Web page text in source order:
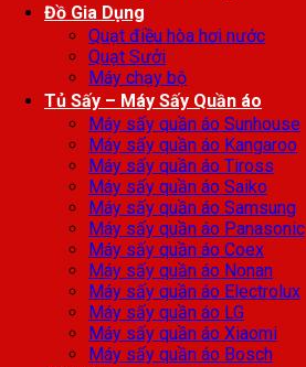
Đồ Gia Dụng
Quạt điều hòa hơi nước
Quạt Sưởi
Máy chạy bộ
Tủ Sấy – Máy Sấy Quần áo
Máy sấy quần áo Sunhouse
Máy sấy quần áo Kangaroo
Máy sấy quần áo Tiross
Máy sấy quần áo Saiko
Máy sấy quần áo Samsung
Máy sấy quần áo Panasonic
Máy sấy quần áo Coex
Máy sấy quần áo Nonan
Máy sấy quần áo Electrolux
Máy sấy quần áo LG
Máy sấy quần áo Xiaomi
Máy sấy quần áo Bosch